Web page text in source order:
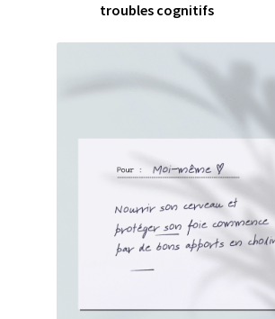
troubles cognitifs